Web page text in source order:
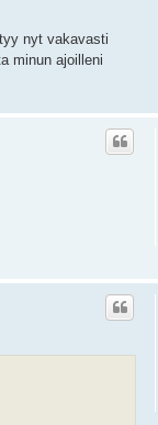
nyt vakavasti
minun ajoilleni